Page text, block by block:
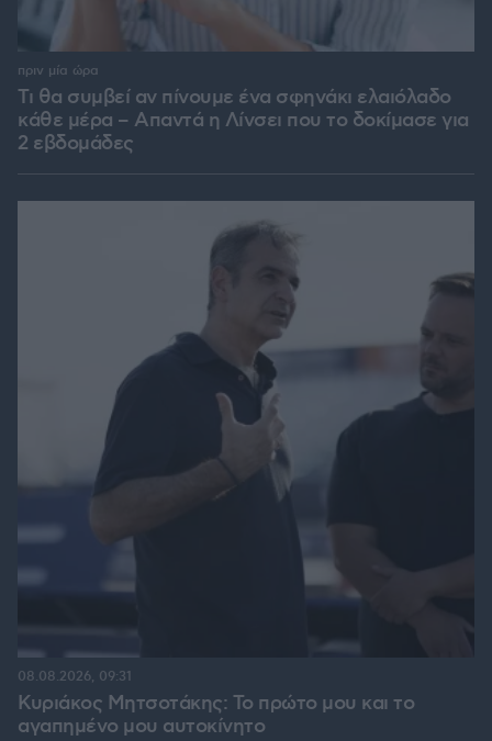
Τι θα συμβεί αν πίνουμε ένα σφηνάκι ελαιόλαδο
κάθε μέρα – Απαντά η Λίνσει που το δοκίμασε για
2 εβδομάδες
πριν μία ώρα
Κυριάκος Μητσοτάκης: Το πρώτο μου και το
αγαπημένο μου αυτοκίνητο
08.08.2026, 09:31